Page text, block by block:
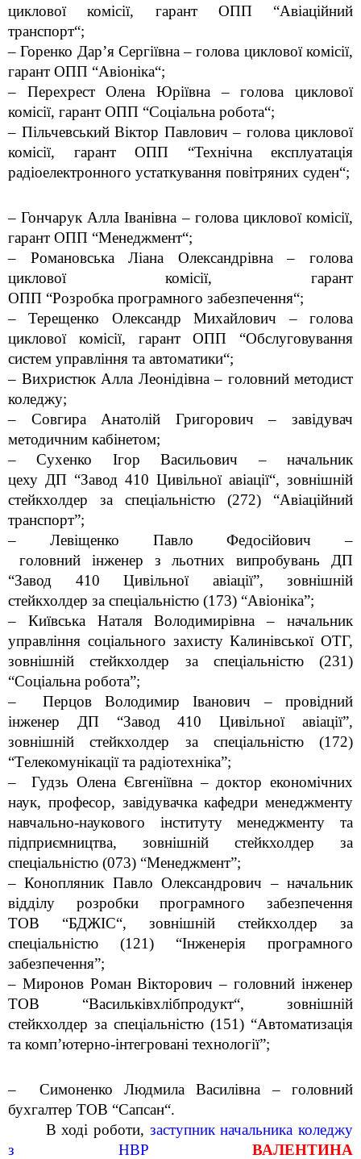
циклової комісії, гарант ОПП “Авіаційний
транспорт“;
– Горенко Дар’я Сергіївна – голова циклової комісії,
гарант ОПП “Авіоніка“;
– Перехрест Олена Юріївна – голова циклової
комісії, гарант ОПП “Соціальна робота“;
– Пільчевський Віктор Павлович – голова циклової
комісії, гарант ОПП “Технічна експлуатація
радіоелектронного устаткування повітряних суден“;
–Гончарук Алла Іванівна– голова циклової комісії,
гарант ОПП “Менеджмент“;
– Романовська Ліана Олександрівна – голова
циклової комісії, гарант
ОПП “Розробка програмного забезпечення“;
– Терещенко Олександр Михайлович – голова
циклової комісії, гарант ОПП “Обслуговування
систем управління та автоматики“;
– Вихристюк Алла Леонідівна– головний методист
коледжу;
– Совгира Анатолій Григорович – завідувач
методичним кабінетом;
– Сухенко Ігор Васильович – начальник
цеху ДП “Завод 410 Цивільної авіації“, зовнішній
стейкхолдер за спеціальністю (272) “Авіаційний
транспорт”;
– Левіщенко Павло Федосійович –
головний інженер з льотних випробувань ДП
“Завод 410 Цивільної авіації”, зовнішній
стейкхолдер за спеціальністю (173) “Авіоніка”;
– Київська Наталя Володимирівна – начальник
управління соціального захисту Калинівської ОТГ,
зовнішній стейкхолдер за спеціальністю (231)
“Соціальна робота”;
– Перцов Володимир Іванович – провідний
інженер ДП “Завод 410 Цивільної авіації”,
зовнішній стейкхолдер за спеціальністю (172)
“Телекомунікаціїта радіотехніка”;
– Гудзь Олена Євгеніївна – доктор економічних
наук, професор, завідувачка кафедри менеджменту
навчально-наукового інституту менеджменту та
підприємництва, зовнішній стейкхолдер за
спеціальністю (073) “Менеджмент”;
– Конопляник Павло Олександрович – начальник
відділу розробки програмного забезпечення
ТОВ “БДЖІС“, зовнішній стейкхолдер за
спеціальністю (121) “Інженерія програмного
забезпечення”;
– Миронов Роман Вікторович – головний інженер
ТОВ “Васильківхлібпродукт“, зовнішній
стейкхолдер за спеціальністю (151) “Автоматизація
та комп’ютерно-інтегровані технології”;
– Симоненко Людмила Василівна – головний
бухгалтер ТОВ “Сапсан“.
В ході роботи, заступник начальника коледжу
з НВР
ВАЛЕНТИНА